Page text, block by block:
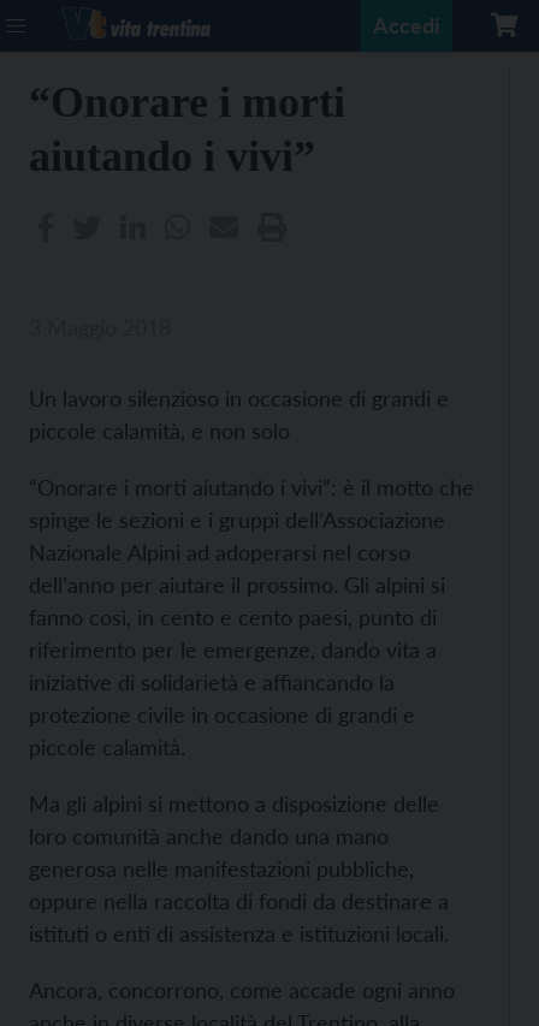
Accedi
“Onorare i morti
aiutando i vivi”
Un lavoro silenzioso in occasione di grandi e
piccole calamità, e non solo
“Onorare i morti aiutando i vivi”: è il motto che
spinge le sezioni e i gruppi dell’Associazione
Nazionale Alpini ad adoperarsi nel corso
dell’anno per aiutare il prossimo. Gli alpini si
fanno così, in cento e cento paesi, punto di
riferimento per le emergenze, dando vita a
iniziative di solidarietà e affiancando la
protezione civile in occasione di grandi e
piccole calamità.
Ma gli alpini si mettono a disposizione delle
loro comunità anche dando una mano
generosa nelle manifestazioni pubbliche,
oppure nella raccolta di fondi da destinare a
istituti o enti di assistenza e istituzioni locali.
Ancora, concorrono, come accade ogni anno